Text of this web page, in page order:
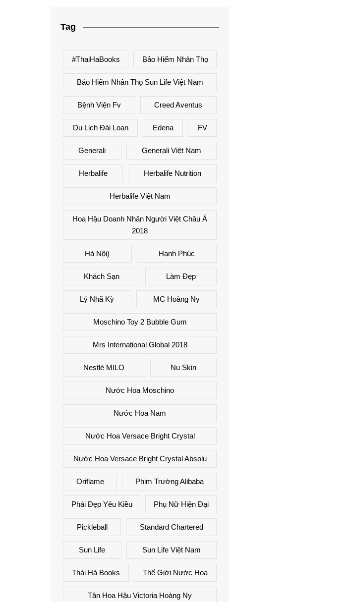
Tag
#ThaiHaBooks Bảo Hiểm Nhân Thọ
Bảo Hiểm Nhân Thọ Sun Life Việt Nam
Bệnh Viện Fv Creed Aventus
Du Lịch Đài Loan Edena FV
Generali Generali Việt Nam
Herbalife Herbalife Nutrition
Herbalife Việt Nam
Hoa Hậu Doanh Nhân Người Việt Châu Á
2018
Hà Nội) Hạnh Phúc
Khách Sạn Làm Đẹp
Lý Nhã Kỳ MC Hoàng Ny
Moschino Toy 2 Bubble Gum
Mrs International Global 2018
Nestlé MILO Nu Skin
Nước Hoa Moschino
Nước Hoa Nam
Nước Hoa Versace Bright Crystal
Nước Hoa Versace Bright Crystal Absolu
Oriflame Phim Trường Alibaba
Phái Đẹp Yêu Kiều Phụ Nữ Hiện Đại
Pickleball Standard Chartered
Sun Life Sun Life Việt Nam
Thái Hà Books Thế Giới Nước Hoa
Tân Hoa Hậu Victoria Hoàng Ny